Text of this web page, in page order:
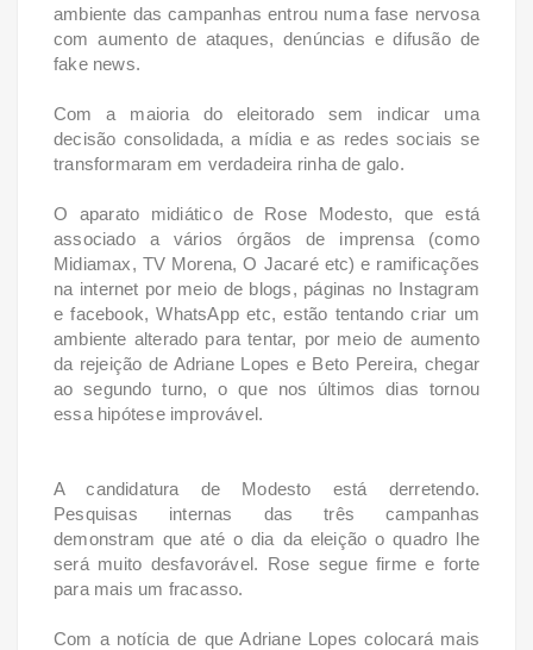
ambiente das campanhas entrou numa fase nervosa
com aumento de ataques, denúncias e difusão de
fake news.
Com a maioria do eleitorado sem indicar uma
decisão consolidada, a mídia e as redes sociais se
transformaram em verdadeira rinha de galo.
O aparato midiático de Rose Modesto, que está
associado a vários órgãos de imprensa (como
Midiamax, TV Morena, O Jacaré etc) e ramificações
na internet por meio de blogs, páginas no Instagram
e facebook, WhatsApp etc, estão tentando criar um
ambiente alterado para tentar, por meio de aumento
da rejeição de Adriane Lopes e Beto Pereira, chegar
ao segundo turno, o que nos últimos dias tornou
essa hipótese improvável.
A candidatura de Modesto está derretendo.
Pesquisas internas das três campanhas
demonstram que até o dia da eleição o quadro lhe
será muito desfavorável. Rose segue firme e forte
para mais um fracasso.
Com a notícia de que Adriane Lopes colocará mais